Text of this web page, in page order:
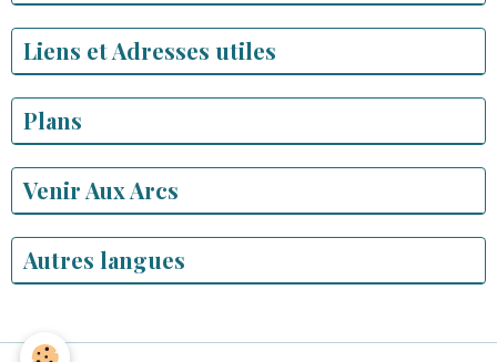
Liens et Adresses utiles
Plans
Venir Aux Arcs
Autres langues